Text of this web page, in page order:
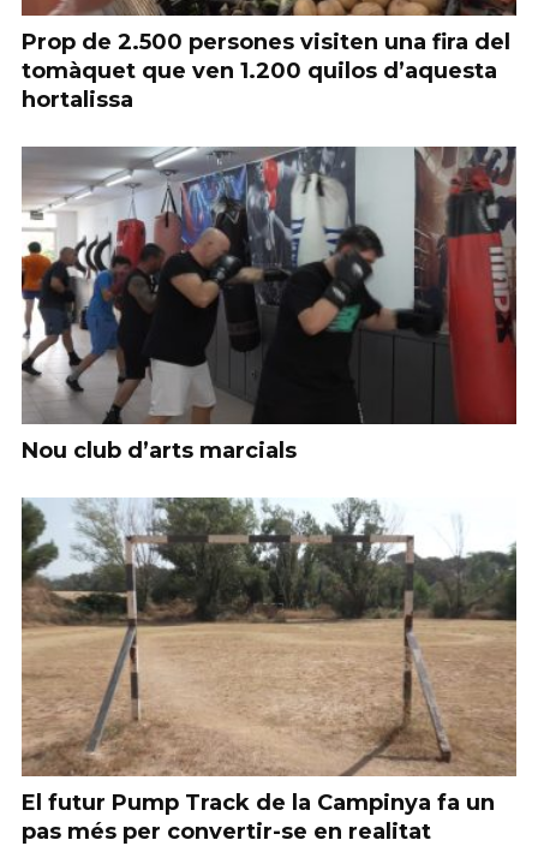
Prop de 2.500 persones visiten una fira del
tomàquet que ven 1.200 quilos d’aquesta
hortalissa
Nou club d’arts marcials
El futur Pump Track de la Campinya fa un
pas més per convertir-se en realitat